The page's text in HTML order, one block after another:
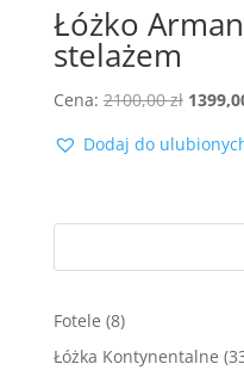
Łóżko
stelażem
Cena: 2100,00zł
Dodaj do
Fotele 88
produktów
Łóżka Kontynentalne